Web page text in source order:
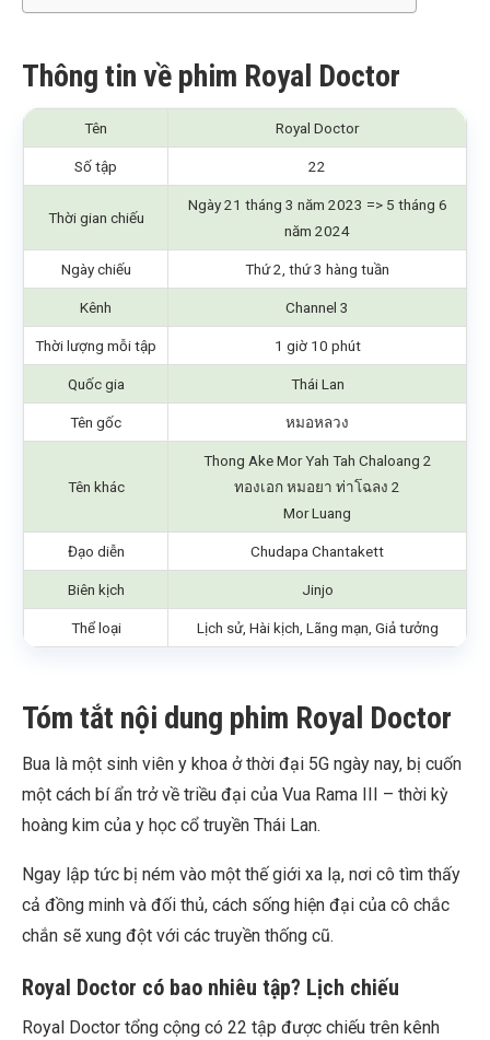
Thông tin về phim Royal Doctor
Tên Royal Doctor
Số tập 22
Thời gian chiếu
Ngày 21 tháng 3 năm 2023 => 5 tháng 6
năm 2024
Ngày chiếu Thứ 2, thứ 3 hàng tuần
Kênh Channel 3
Thời lượng mỗi tập 1 giờ 10 phút
Quốc gia Thái Lan
Tên gốc หมอหลวง
Tên khác
Thong Ake Mor Yah Tah Chaloang 2
ทองเอก หมอยา ท่าโฉลง 2
Mor Luang
Đạo diễn Chudapa Chantakett
Biên kịch Jinjo
Thể loại Lịch sử, Hài kịch, Lãng mạn, Giả tưởng
Tóm tắt nội dung phim Royal Doctor
Bua là một sinh viên y khoa ở thời đại 5G ngày nay, bị cuốn
một cách bí ẩn trở về triều đại của Vua Rama III – thời kỳ
hoàng kim của y học cổ truyền Thái Lan.
Ngay lập tức bị ném vào một thế giới xa lạ, nơi cô tìm thấy
cả đồng minh và đối thủ, cách sống hiện đại của cô chắc
chắn sẽ xung đột với các truyền thống cũ.
Royal Doctor có bao nhiêu tập? Lịch chiếu
Royal Doctor tổng cộng có 22 tập được chiếu trên kênh